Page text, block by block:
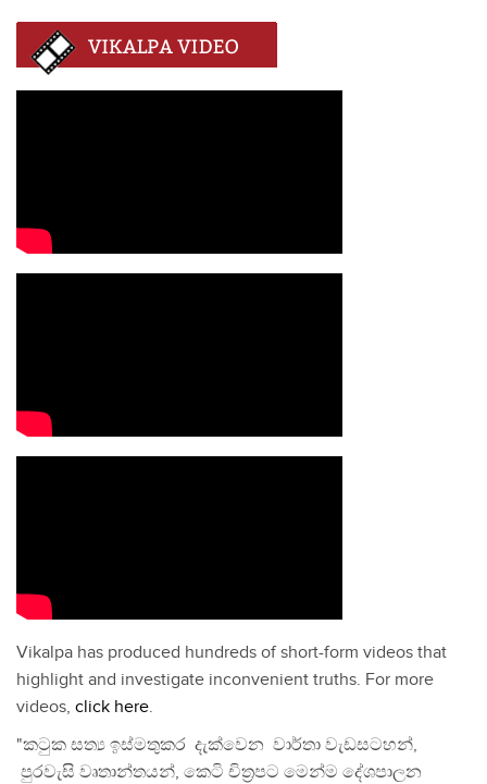
Vikalpa has produced hundreds of short-form videos that
highlight and investigate inconvenient truths. For more
videos, click here.
"කටුක සත්‍ය ඉස්මතුකර දැක්වෙන වාර්තා වැඩසටහන්,
පුරවැසි වෘතාන්තයන්, කෙටි චිත්‍රපට මෙන්ම දේශපාලන